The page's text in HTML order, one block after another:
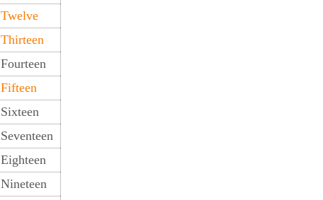
Twelve
Thirteen
Fourteen
Fifteen
Sixteen
Seventeen
Eighteen
Nineteen